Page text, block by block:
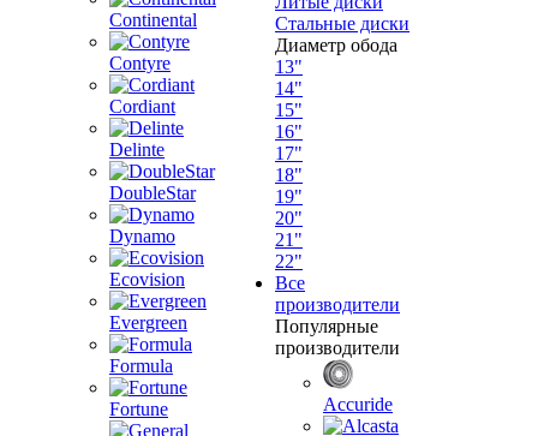
Continental
Contyre
Cordiant
Delinte
DoubleStar
Dynamo
Ecovision
Evergreen
Formula
Fortune
Стальные диски
Диаметр обода
13"
14"
15"
16"
17"
18"
19"
20"
21"
22"
Все
производители
Популярные
производители
Accuride